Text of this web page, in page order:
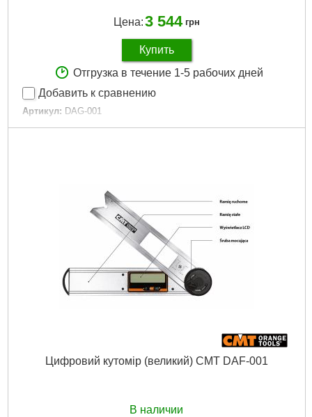
Цена:3 544 грн
Купить
Отгрузка в течение 1-5 рабочих дней
Добавить к сравнению
Артикул: DAG-001
Код товара: 24.70.00
Цифровий кутомір (великий) CMT DAF-001
В наличии